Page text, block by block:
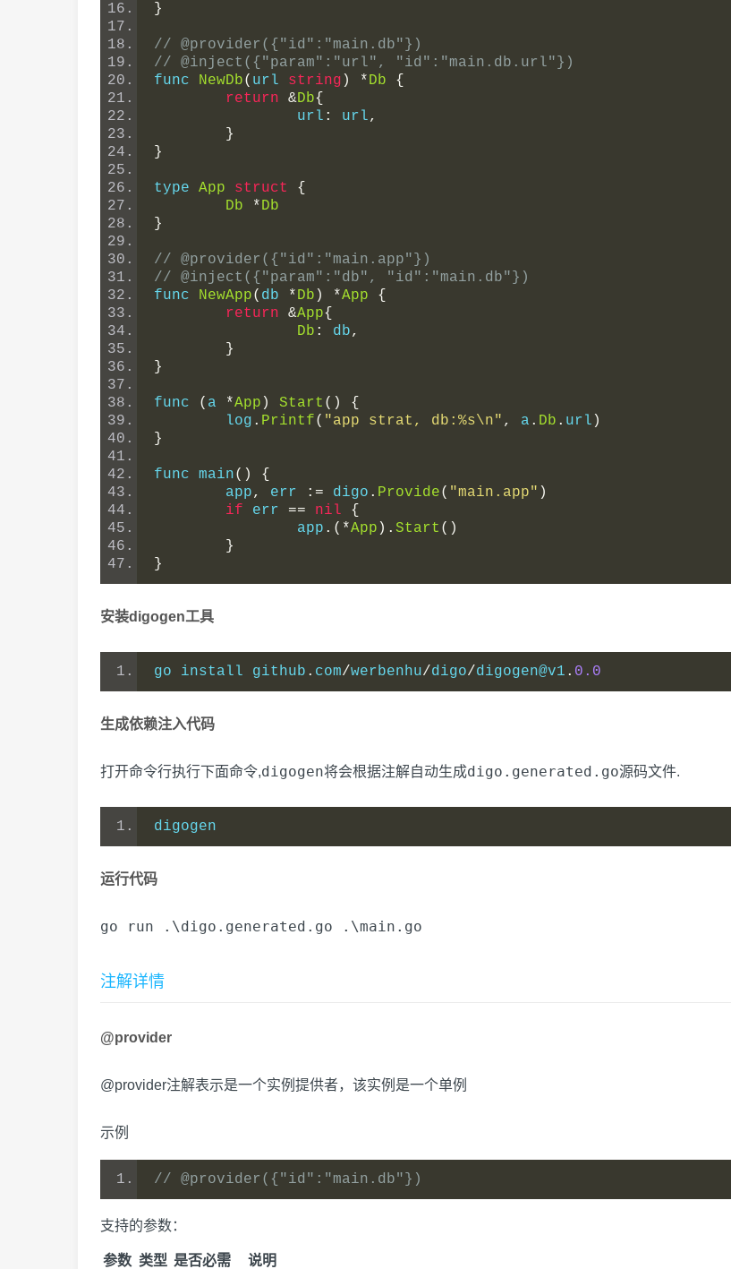
}
// @provider({"id":"main.db"})
// @inject({"param":"url", "id":"main.db.url"})
func NewDb( url string ) *Db
{
return
&Db{
		url
: url,
}
}
type App struct
{
Db
*Db
}
// @provider({"id":"main.app"})
// @inject({"param":"db", "id":"main.db"})
func NewApp( db *Db ) *App
{
return
&App{
Db : db,
}
}
func ( a *App ) Start ()
{
	log
. Printf( "app strat, db:%s\n" , a . Db . url )
}
func main()
{
	app
, err := digo . Provide( "main.app" )
if err == nil
{
		app
.(*App ). Start ()
}
}
安装digogen工具
go install github . com/werbenhu/digo/digogen@v1 . 0.0
生成依赖注入代码
打开命令行执行下面命令,digogen将会根据注解自动生成digo.generated.go源码文件.
digogen
运行代码
go run .\digo.generated.go .\main.go
注解详情
@provider
@provider注解表示是一个实例提供者，该实例是一个单例
示例
// @provider({"id":"main.db"})
支持的参数：
参数 类型 是否必需
说明